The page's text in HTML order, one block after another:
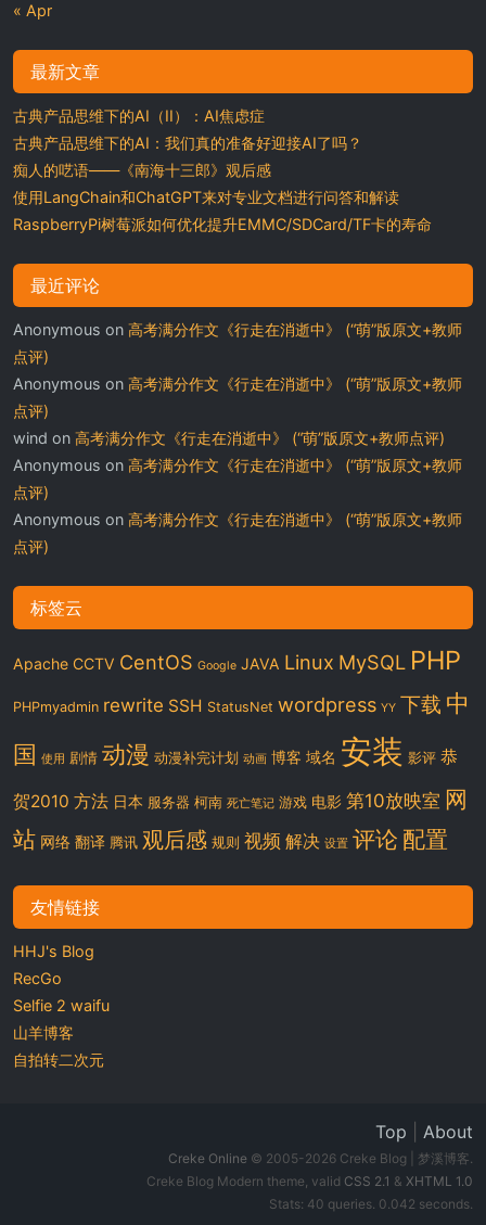
« Apr
最新文章
古典产品思维下的AI（II）：AI焦虑症
古典产品思维下的AI：我们真的准备好迎接AI了吗？
痴人的呓语——《南海十三郎》观后感
使用LangChain和ChatGPT来对专业文档进行问答和解读
RaspberryPi树莓派如何优化提升EMMC/SDCard/TF卡的寿命
最近评论
Anonymous on 高考满分作文《行走在消逝中》 (“萌”版原文+教师
点评)
Anonymous on 高考满分作文《行走在消逝中》 (“萌”版原文+教师
点评)
wind on 高考满分作文《行走在消逝中》 (“萌”版原文+教师点评)
Anonymous on 高考满分作文《行走在消逝中》 (“萌”版原文+教师
点评)
Anonymous on 高考满分作文《行走在消逝中》 (“萌”版原文+教师
点评)
标签云
Apache CCTV CentOS Google JAVA Linux MySQL PHP
PHPmyadmin rewrite SSH StatusNet wordpress YY 下载 中
国 使用 剧情 动漫 动漫补完计划 动画 博客 域名 安装 影评 恭
贺2010 方法 日本 服务器 柯南 死亡笔记 游戏 电影 第10放映室 网
站 网络 翻译 腾讯 观后感 规则 视频 解决 设置 评论 配置
友情链接
HHJ's Blog
RecGo
Selfie 2 waifu
山羊博客
自拍转二次元
Top About
Creke Online © 2005-2026 Creke Blog | 梦溪博客.
Creke Blog Modern theme, valid CSS 2.1 & XHTML 1.0
Stats: 40 queries. 0.042 seconds.